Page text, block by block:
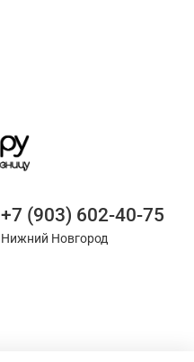
+7 (903) 602-40-75
Нижний Новгород